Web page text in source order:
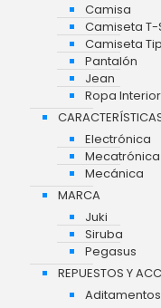
Camisa
Camiseta T-
Camiseta
Pantalón
Jean
Ropa Interior
Electrónica
Mecatrónica
Mecánica
MARCA
Juki
Siruba
Pegasus
REPUESTOS Y